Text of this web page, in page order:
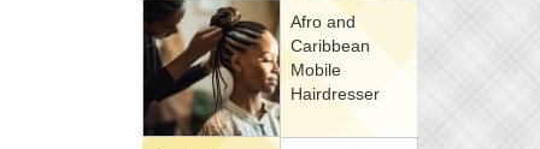
Afro and
Caribbean
Mobile
Hairdresser